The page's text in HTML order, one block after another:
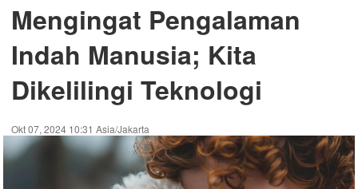
Mengingat Pengalaman
Indah Manusia; Kita
Dikelilingi Teknologi
Okt 07, 2024 10:31 Asia/Jakarta